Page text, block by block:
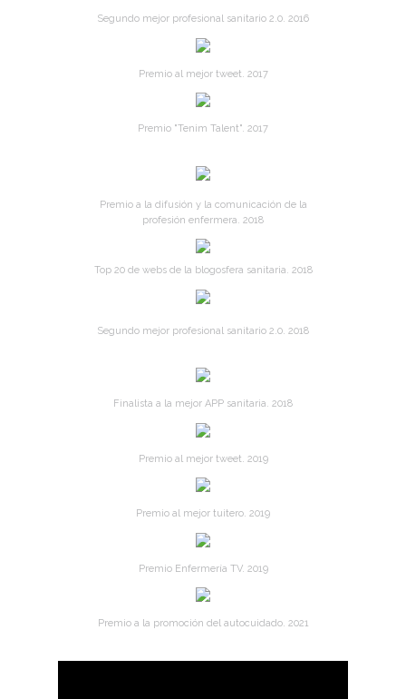
Segundo mejor profesional sanitario 2.0. 2016
Premio al mejor tweet. 2017
Premio "Tenim Talent". 2017
Premio a la difusión y la comunicación de la
profesión enfermera. 2018
Top 20 de webs de la blogosfera sanitaria. 2018
Segundo mejor profesional sanitario 2.0. 2018
Finalista a la mejor APP sanitaria. 2018
Premio al mejor tweet. 2019
Premio al mejor tuitero. 2019
Premio Enfermería TV. 2019
Premio a la promoción del autocuidado. 2021